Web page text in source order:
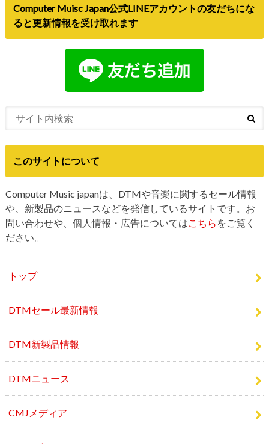
Computer Music japanは、DTMや音楽に関するセール情報
や、新製品のニュースなどを発信しているサイトです。お
問い合わせや、個人情報・広告についてはこちらをご覧く
ださい。
トップ
DTMセール最新情報
DTM新製品情報
DTMニュース
CMJメディア
CMJストア